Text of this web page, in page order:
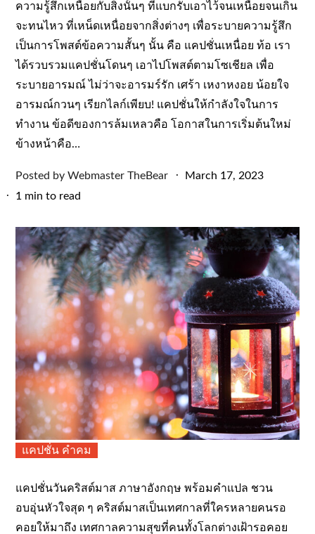
ความรู้สึกเหนื่อยกับสิ่งนั้นๆ ที่แบกรับเอาไว้จนเหนื่อยจนเกิน
จะทนไหว ที่เหน็ดเหนื่อยจากสิ่งต่างๆ เพื่อระบายความรู้สึก
เป็นการโพสต์ข้อความสั้นๆ นั้น คือ แคปชั่นเหนื่อย ท้อ เรา
ได้รวบรวมแคปชั่นโดนๆ เอาไปโพสต์ตามโซเชียล เพื่อ
ระบายอารมณ์ ไม่ว่าจะอารมร์รัก เศร้า เหงาหงอย น้อยใจ
อารมณ์กวนๆ เรียกไลก์เพียบ! แคปชั่นให้กำลังใจในการ
ทำงาน ข้อดีของการล้มเหลวคือ โอกาสในการเริ่มต้นใหม่
ข้างหน้าคือ…
Posted byWebmaster TheBear
Posted
March 17, 2023
1 min to read
แคปชั่น คำคม
แคปชั่นวันคริสต์มาส ภาษาอังกฤษ พร้อมคำแปล ชวน
อบอุ่นหัวใจสุด ๆ คริสต์มาสเป็นเทศกาลที่ใครหลายคนรอ
คอยให้มาถึง เทศกาลความสุขที่คนทั้งโลกต่างเฝ้ารอคอย